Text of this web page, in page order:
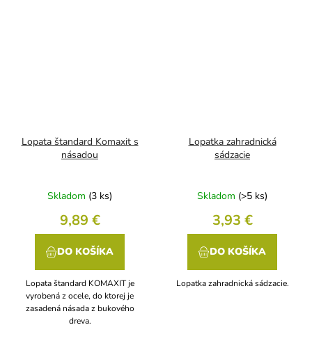
Lopata štandard Komaxit s
násadou
Skladom (3 ks)
9,89 €
DO KOŠÍKA
Lopata štandard KOMAXIT je
vyrobená z ocele, do ktorej je
zasadená násada z bukového
dreva.
Lopatka zahradnická
sádzacie
Skladom (>5 ks)
3,93 €
DO KOŠÍKA
Lopatka zahradnická sádzacie.